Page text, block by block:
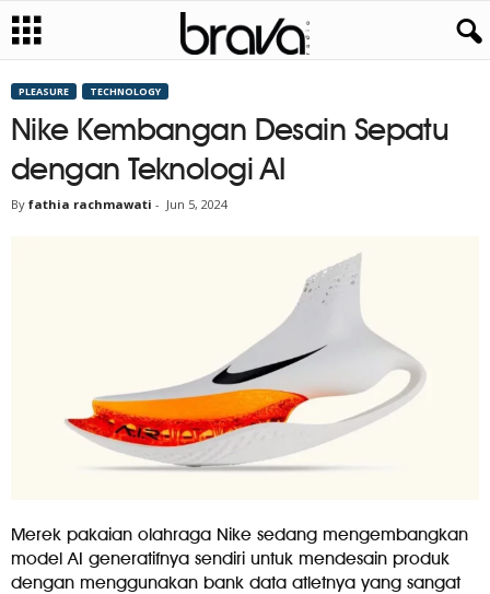
PLEASURE TECHNOLOGY
Nike Kembangan Desain Sepatu
dengan Teknologi AI
By fathia rachmawati - Jun 5, 2024
Merek pakaian olahraga Nike sedang mengembangkan
model AI generatifnya sendiri untuk mendesain produk
dengan menggunakan bank data atletnya yang sangat